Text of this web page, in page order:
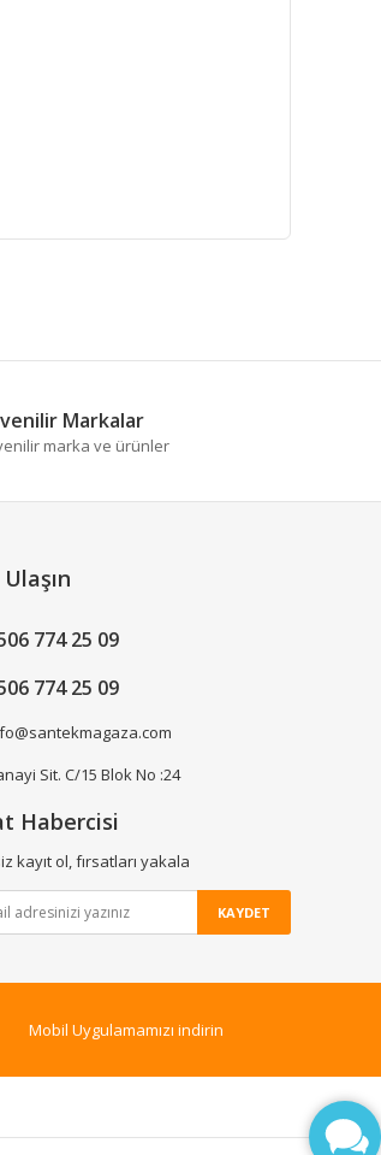
Markalar
marka ve ürünler
774 25 09
774 25 09
Sit. C/15 Blok No :24
Habercisi
kayıt ol, fırsatları yakala
KAYDET
Mobil Uygulamamızı indirin